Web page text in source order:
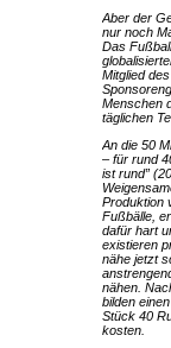
Aber der
nur noch
Das
Mitglied
Menschen
täglichen
An die 50
– für rund
ist rund”
Produktion
Fußbälle,
dafür hart
existieren
nähe jetzt
nähen.
bilden
Stück 40
kosten.